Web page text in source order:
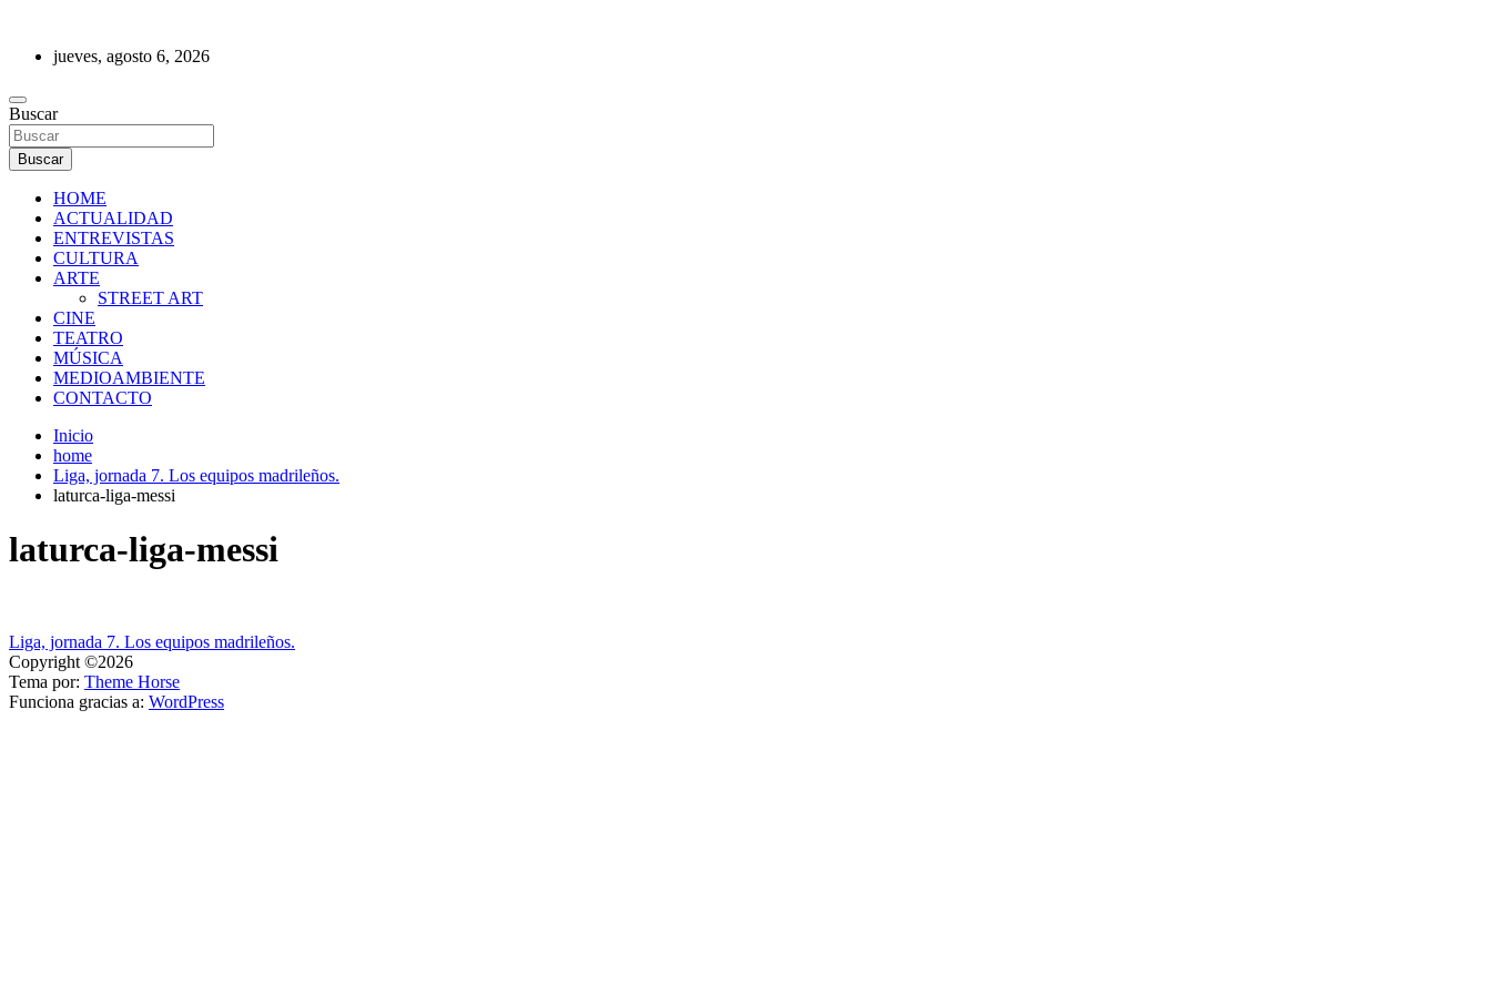
contenidojueves, agosto 6, 2026
REVISTA DE PRENSA
Buscar
Buscar
HOME
ACTUALIDAD
ENTREVISTAS
CULTURA
ARTE
STREET ART
CINE
TEATRO
MÚSICA
MEDIOAMBIENTE
CONTACTO
Inicio
home
Liga, jornada 7. Los equipos madrileños.
laturca-liga-messi
laturca-liga-messi
Navegación
de
entradas
Liga, jornada 7. Los equipos madrileños.
Copyright ©2026
Tema por: Theme Horse
Funciona gracias a: WordPress